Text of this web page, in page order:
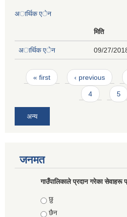
अार्थिक एेन
मिति
अार्थिक एेन 09/27/
Pages
« first ‹ previous
4 5
अन्य
जनमत
गाउँपालिकाले प्रदान गरेका सेवाहरू
Choices
छु
छैन